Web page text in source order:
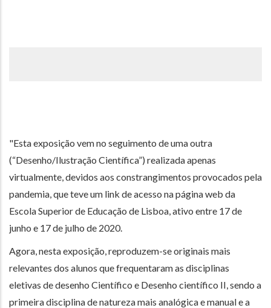
"Esta exposição vem no seguimento de uma outra
(“Desenho/Ilustração Científica”) realizada apenas
virtualmente, devidos aos constrangimentos provocados pela
pandemia, que teve um link de acesso na página web da
Escola Superior de Educação de Lisboa, ativo entre 17 de
junho e 17 de julho de 2020.
Agora, nesta exposição, reproduzem-se originais mais
relevantes dos alunos que frequentaram as disciplinas
eletivas de desenho Científico e Desenho científico II, sendo a
primeira disciplina de natureza mais analógica e manual e a